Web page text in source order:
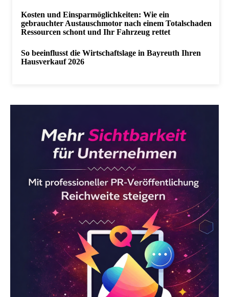
Kosten und Einsparmöglichkeiten: Wie ein
gebrauchter Austauschmotor nach einem Totalschaden
Ressourcen schont und Ihr Fahrzeug rettet
So beeinflusst die Wirtschaftslage in Bayreuth Ihren
Hausverkauf 2026